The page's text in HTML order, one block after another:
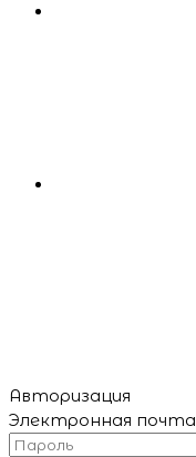
Авторизация
Электронная почта